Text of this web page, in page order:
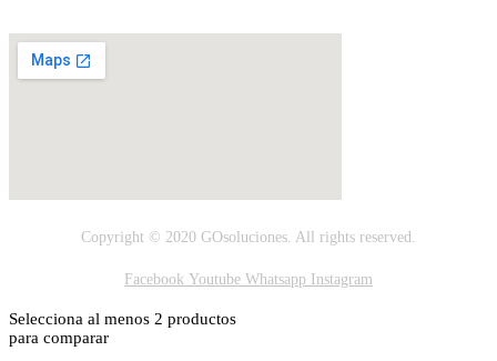
Copyright © 2020 GOsoluciones. All rights reserved.
Facebook Youtube Whatsapp Instagram
Selecciona al menos 2 productos
para comparar